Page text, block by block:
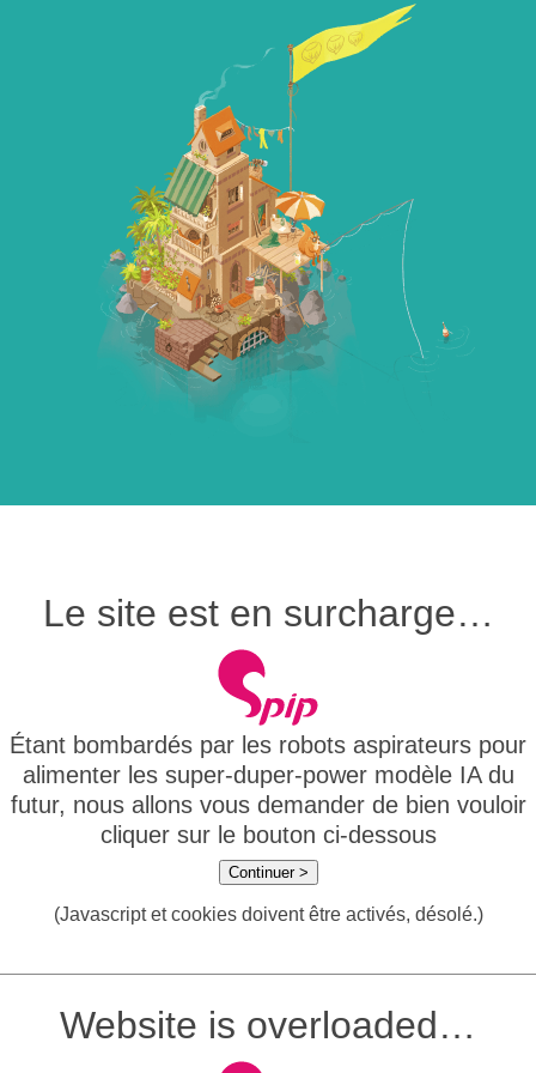
Le site est en surcharge…
Étant bombardés par les robots aspirateurs pour
alimenter les super-duper-power modèle IA du
futur, nous allons vous demander de bien vouloir
cliquer sur le bouton ci-dessous
Continuer >
(Javascript et cookies doivent être activés, désolé.)
Website is overloaded…